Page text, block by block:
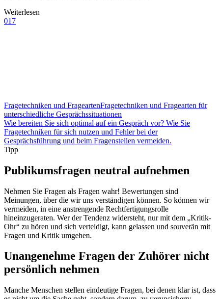
Weiterlesen
017
Fragetechniken und FrageartenFragetechniken und Fragearten für
unterschiedliche Gesprächssituationen
Wie bereiten Sie sich optimal auf ein Gespräch vor? Wie Sie
Fragetechniken für sich nutzen und Fehler bei der
Gesprächsführung und beim Fragenstellen vermeiden.
Tipp
Publikumsfragen neutral aufnehmen
Nehmen Sie Fragen als Fragen wahr! Bewertungen sind
Meinungen, über die wir uns verständigen können. So können wir
vermeiden, in eine anstrengende Rechtfertigungsrolle
hineinzugeraten. Wer der Tendenz widersteht, nur mit dem „Kritik-
Ohr“ zu hören und sich verteidigt, kann gelassen und souverän mit
Fragen und Kritik umgehen.
Unangenehme Fragen der Zuhörer nicht
persönlich nehmen
Manche Menschen stellen eindeutige Fragen, bei denen klar ist, dass